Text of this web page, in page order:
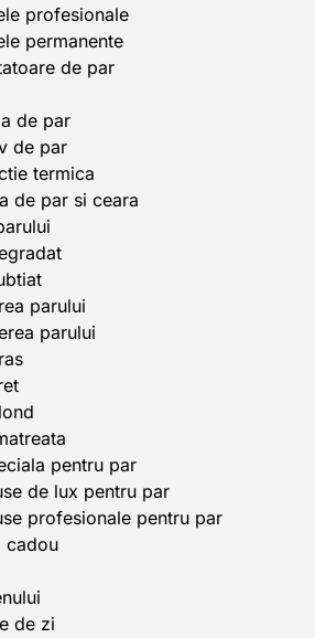
profesionale
permanente
de par
de par
de par
termica
de par si ceara
parului
parului
pentru par
de lux pentru par
profesionale pentru par
cadou
de zi